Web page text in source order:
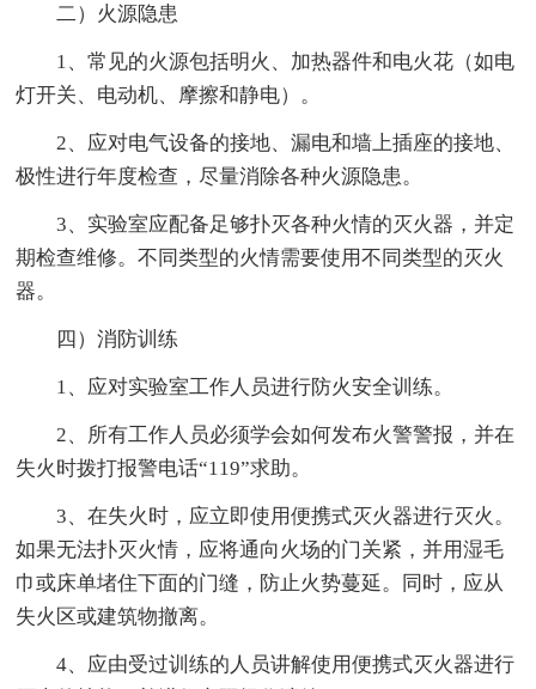
二）火源隐患
1、常见的火源包括明火、加热器件和电火花（如电
灯开关、电动机、摩擦和静电）。
2、应对电气设备的接地、漏电和墙上插座的接地、
极性进行年度检查，尽量消除各种火源隐患。
3、实验室应配备足够扑灭各种火情的灭火器，并定
期检查维修。不同类型的火情需要使用不同类型的灭火
器。
四）消防训练
1、应对实验室工作人员进行防火安全训练。
2、所有工作人员必须学会如何发布火警警报，并在
失火时拨打报警电话“119”求助。
3、在失火时，应立即使用便携式灭火器进行灭火。
如果无法扑灭火情，应将通向火场的门关紧，并用湿毛
巾或床单堵住下面的门缝，防止火势蔓延。同时，应从
失火区或建筑物撤离。
4、应由受过训练的人员讲解使用便携式灭火器进行